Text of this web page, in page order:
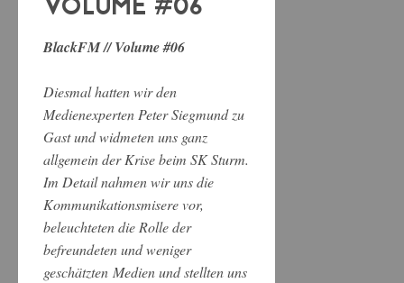
VOLUME #06
BlackFM // Volume #06
Diesmal hatten wir den
Medienexperten Peter Siegmund zu
Gast und widmeten uns ganz
allgemein der Krise beim SK Sturm.
Im Detail nahmen wir uns die
Kommunikationsmisere vor,
beleuchteten die Rolle der
befreundeten und weniger
geschätzten Medien und stellten uns